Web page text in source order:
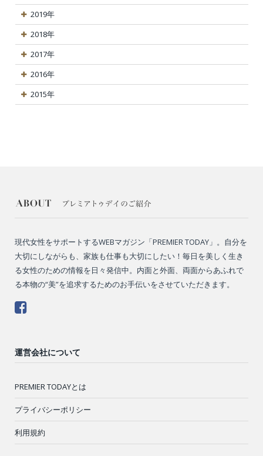
2019年
2018年
2017年
2016年
2015年
現代女性をサポートするWEBマガジン「PREMIER TODAY」。自分を
大切にしながらも、家族も仕事も大切にしたい！毎日を美しく生き
る女性のための情報を日々発信中。内面と外面、両面からあふれで
る本物の“美”を追求するためのお手伝いをさせていただきます。
運営会社について
PREMIER TODAYとは
プライバシーポリシー
利用規約